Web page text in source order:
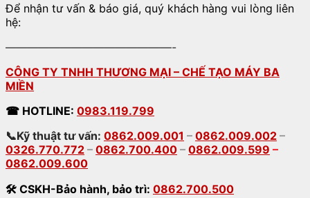
Để nhận tư vấn & báo giá, quý khách hàng vui lòng liên
hệ:
———————————————-
CÔNG TY TNHH THƯƠNG MẠI – CHẾ TẠO MÁY BA
MIỀN
☎ HOTLINE: 0983.119.799
📞Kỹ thuật tư vấn: 0862.009.001 – 0862.009.002 –
0326.770.772 – 0862.700.400 – 0862.009.599 –
0862.009.600
🛠 CSKH-Bảo hành, bảo trì: 0862.700.500